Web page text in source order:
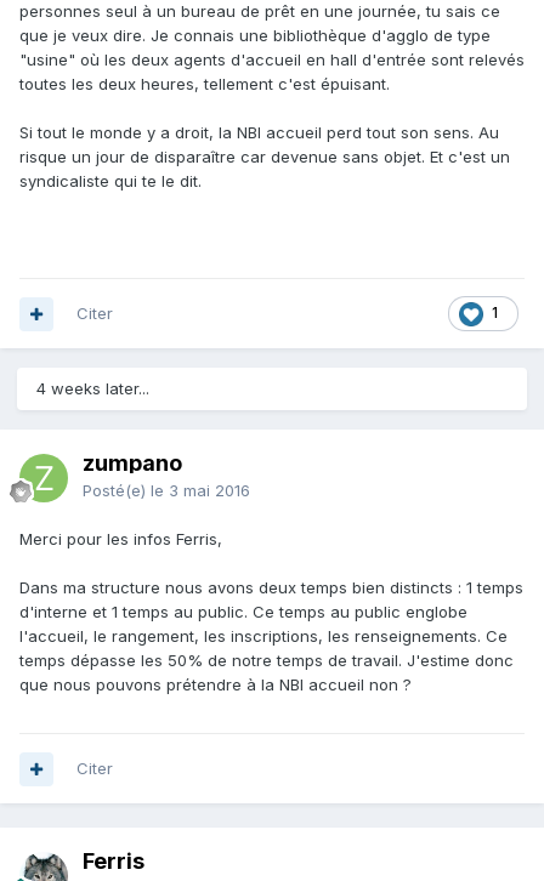
personnes seul à un bureau de prêt en une journée, tu sais ce
que je veux dire. Je connais une bibliothèque d'agglo de type
"usine" où les deux agents d'accueil en hall d'entrée sont relevés
toutes les deux heures, tellement c'est épuisant.
Si tout le monde y a droit, la NBI accueil perd tout son sens. Au
risque un jour de disparaître car devenue sans objet. Et c'est un
syndicaliste qui te le dit.
1
Citer
4 weeks later...
zumpano
Posté(e) le 3 mai 2016
Merci pour les infos Ferris,
Dans ma structure nous avons deux temps bien distincts : 1 temps
d'interne et 1 temps au public. Ce temps au public englobe
l'accueil, le rangement, les inscriptions, les renseignements. Ce
temps dépasse les 50% de notre temps de travail. J'estime donc
que nous pouvons prétendre à la NBI accueil non ?
Citer
Ferris